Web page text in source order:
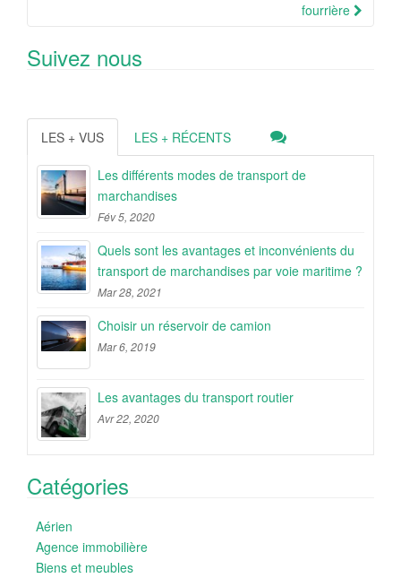
fourrière
Suivez nous
LES + VUS LES + RÉCENTS
Les différents modes de transport de
marchandises
Fév 5, 2020
Quels sont les avantages et inconvénients du
transport de marchandises par voie maritime ?
Mar 28, 2021
Choisir un réservoir de camion
Mar 6, 2019
Les avantages du transport routier
Avr 22, 2020
Catégories
Aérien
Agence immobilière
Biens et meubles